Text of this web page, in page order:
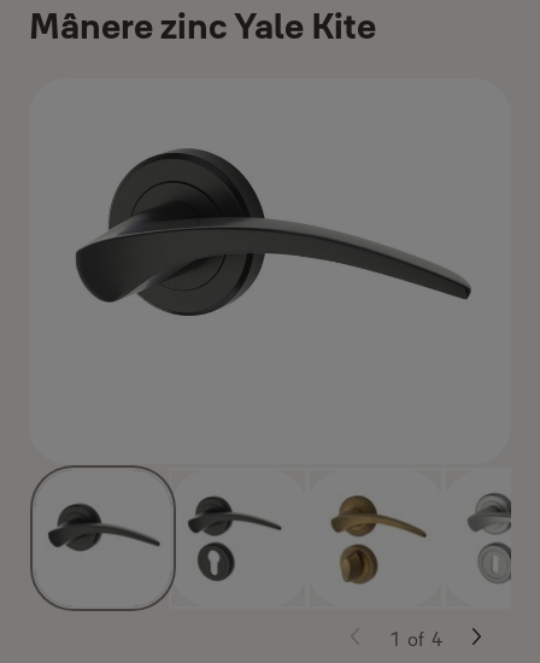
Mânere zinc Yale Kite
1 of 4